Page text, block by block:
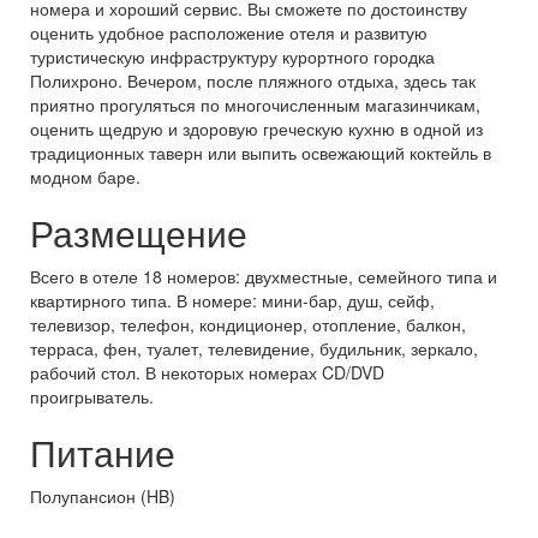
номера и хороший сервис. Вы сможете по достоинству
оценить удобное расположение отеля и развитую
туристическую инфраструктуру курортного городка
Полихроно. Вечером, после пляжного отдыха, здесь так
приятно прогуляться по многочисленным магазинчикам,
оценить щедрую и здоровую греческую кухню в одной из
традиционных таверн или выпить освежающий коктейль в
модном баре.
Размещение
Всего в отеле 18 номеров: двухместные, семейного типа и
квартирного типа. В номере: мини-бар, душ, сейф,
телевизор, телефон, кондиционер, отопление, балкон,
терраса, фен, туалет, телевидение, будильник, зеркало,
рабочий стол. В некоторых номерах CD/DVD
проигрыватель.
Питание
Полупансион (HB)